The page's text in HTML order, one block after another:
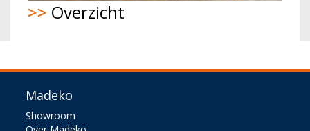
>> Overzicht
Madeko
Showroom